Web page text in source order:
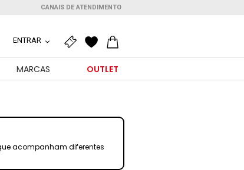
CANAIS DE ATENDIMENTO
ENTRAR
MARCAS OUTLET
acompanham diferentes